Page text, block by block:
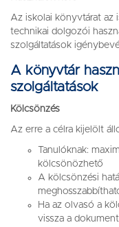
Az iskolai könyvtárat az
technikai dolgozói
szolgáltatások
A könyvtár
szolgáltatások
Kölcsönzés
Az erre a célra kijelölt
Tanulóknak:
kölcsönözhető
A kölcsönzési
Ha az olvasó a
vissza a